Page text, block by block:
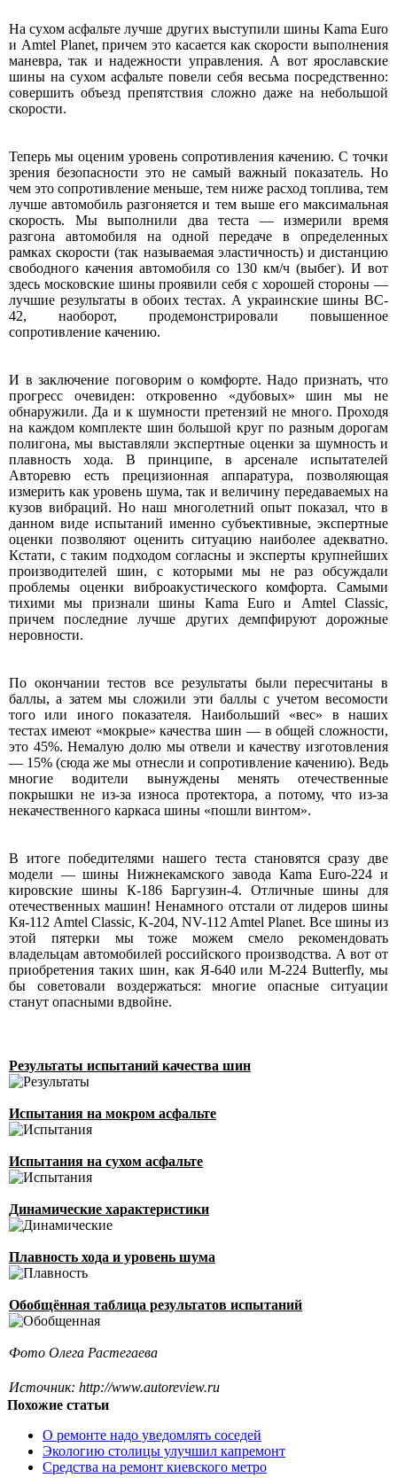
На сухом асфальте лучше других выступили шины Kama Euro
и Amtel Planet, причем это касается как скорости выполнения
маневра, так и надежности управления. А вот ярославские
шины на сухом асфальте повели себя весьма посредственно:
совершить объезд препятствия сложно даже на небольшой
скорости.
Теперь мы оценим уровень сопротивления качению. С точки
зрения безопасности это не самый важный показатель. Но
чем это сопротивление меньше, тем ниже расход топлива, тем
лучше автомобиль разгоняется и тем выше его максимальная
скорость. Мы выполнили два теста — измерили время
разгона автомобиля на одной передаче в определенных
рамках скорости (так называемая эластичность) и дистанцию
свободного качения автомобиля со 130 км/ч (выбег). И вот
здесь московские шины проявили себя с хорошей стороны —
лучшие результаты в обоих тестах. А украинские шины BC-
42, наоборот, продемонстрировали повышенное
сопротивление качению.
И в заключение поговорим о комфорте. Надо признать, что
прогресс очевиден: откровенно «дубовых» шин мы не
обнаружили. Да и к шумности претензий не много. Проходя
на каждом комплекте шин большой круг по разным дорогам
полигона, мы выставляли экспертные оценки за шумность и
плавность хода. В принципе, в арсенале испытателей
Авторевю есть прецизионная аппаратура, позволяющая
измерить как уровень шума, так и величину передаваемых на
кузов вибраций. Но наш многолетний опыт показал, что в
данном виде испытаний именно субъективные, экспертные
оценки позволяют оценить ситуацию наиболее адекватно.
Кстати, с таким подходом согласны и эксперты крупнейших
производителей шин, с которыми мы не раз обсуждали
проблемы оценки виброакустического комфорта. Самыми
тихими мы признали шины Kama Euro и Amtel Classic,
причем последние лучше других демпфируют дорожные
неровности.
По окончании тестов все результаты были пересчитаны в
баллы, а затем мы сложили эти баллы с учетом весомости
того или иного показателя. Наибольший «вес» в наших
тестах имеют «мокрые» качества шин — в общей сложности,
это 45%. Немалую долю мы отвели и качеству изготовления
— 15% (сюда же мы отнесли и сопротивление качению). Ведь
многие водители вынуждены менять отечественные
покрышки не из-за износа протектора, а потому, что из-за
некачественного каркаса шины «пошли винтом».
В итоге победителями нашего теста становятся сразу две
модели — шины Нижнекамского завода Каma Euro-224 и
кировские шины К-186 Баргузин-4. Отличные шины для
отечественных машин! Ненамного отстали от лидеров шины
Кя-112 Amtel Classic, K-204, NV-112 Amtel Planet. Все шины из
этой пятерки мы тоже можем смело рекомендовать
владельцам автомобилей российского производства. А вот от
приобретения таких шин, как Я-640 или M-224 Butterfly, мы
бы советовали воздержаться: многие опасные ситуации
станут опасными вдвойне.
Результаты испытаний качества шин
Испытания на мокром асфальте
Испытания на сухом асфальте
Динамические характеристики
Плавность хода и уровень шума
Обобщённая таблица результатов испытаний
Фото Олега Растегаева
Источник: http://www.autoreview.ru
Похожие статьи
О ремонте надо уведомлять соседей
Экологию столицы улучшил капремонт
Средства на ремонт киевского метро